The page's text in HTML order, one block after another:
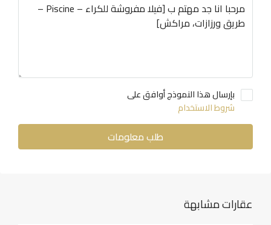
بإرسال هذا النموذج أوافق على
شروط الاستخدام
طلب معلومات
عقارات مشابهة